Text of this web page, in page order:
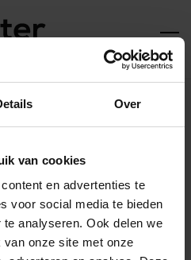
Over
van cookies
en advertenties te
voor social media te bieden
analyseren. Ook delen we
onze site met onze
leven heb